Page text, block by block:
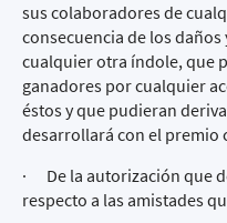
sus colaboradores de
consecuencia de los
cualquier otra índole, que
ganadores por cualquier
éstos y que pudieran
desarrollará con el premio
· De la autorización que
respecto a las amistades